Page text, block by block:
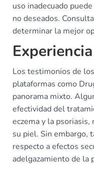
uso inadecuado
no deseados.
determinar la mejor
Los testimonios de
plataformas como
panorama mixto.
efectividad del
eczema y la psoriasis,
su piel. Sin embargo,
respecto a efectos
adelgazamiento de la